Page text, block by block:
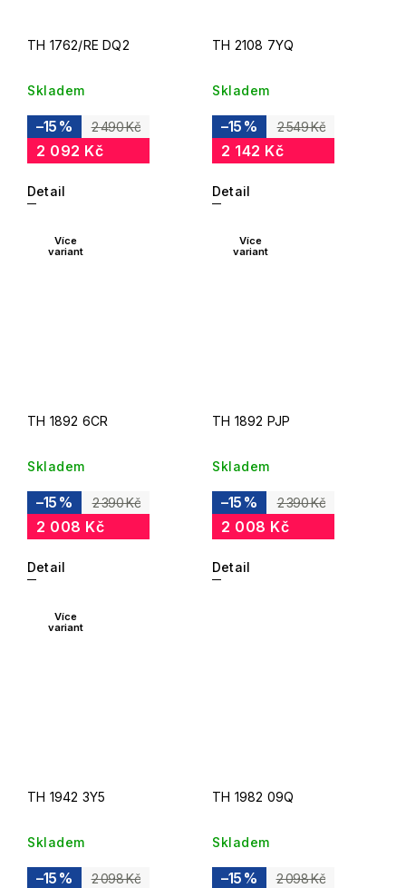
TH 1762/RE DQ2
Skladem
2 490 Kč
–15 %
2 092 Kč
Detail
TH 2108 7YQ
Skladem
2 549 Kč
–15 %
2 142 Kč
Detail
Více
variant
TH 1892 6CR
Skladem
2 390 Kč
–15 %
2 008 Kč
Detail
Více
variant
TH 1892 PJP
Skladem
2 390 Kč
–15 %
2 008 Kč
Detail
Více
variant
TH 1942 3Y5
Skladem
2 098 Kč
–15 %
TH 1982 09Q
Skladem
2 098 Kč
–15 %